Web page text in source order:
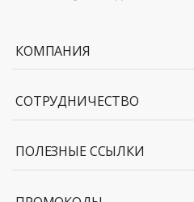
КОМПАНИЯ
СОТРУДНИЧЕСТВО
ПОЛЕЗНЫЕ ССЫЛКИ